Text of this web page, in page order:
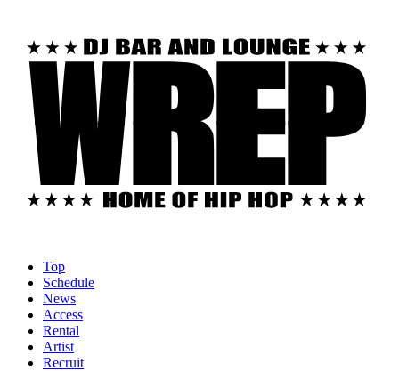
Top
Schedule
News
Access
Rental
Artist
Recruit